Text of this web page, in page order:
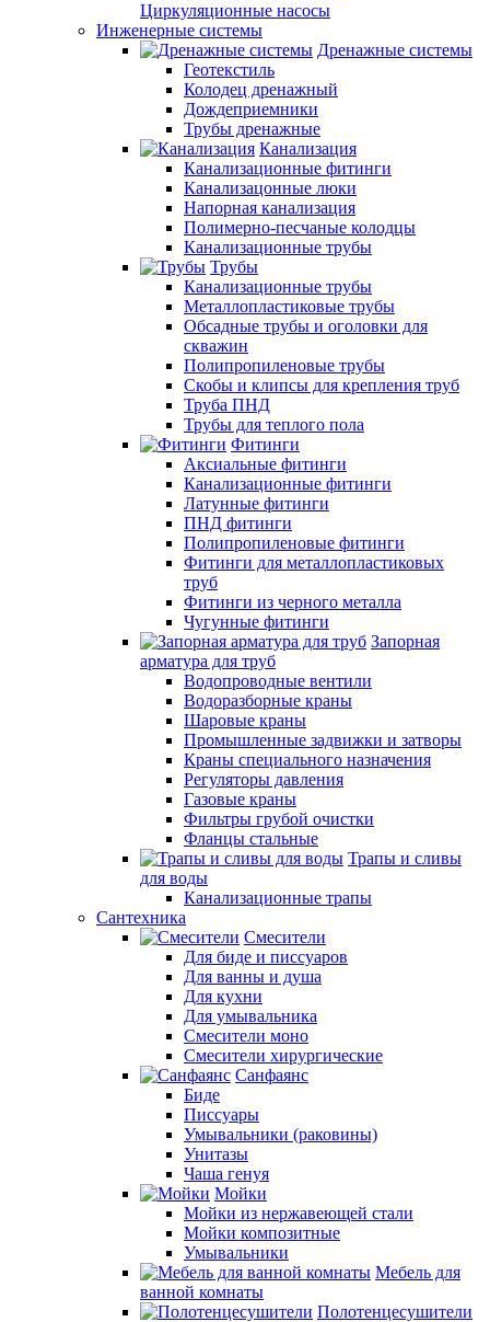
Циркуляционные насосы
Инженерные системы
Дренажные системы
Геотекстиль
Колодец дренажный
Дождеприемники
Трубы дренажные
Канализация
Канализационные фитинги
Канализацонные люки
Напорная канализация
Полимерно-песчаные колодцы
Канализационные трубы
Трубы
Канализационные трубы
Металлопластиковые трубы
Обсадные трубы и оголовки для
скважин
Полипропиленовые трубы
Скобы и клипсы для крепления труб
Труба ПНД
Трубы для теплого пола
Фитинги
Аксиальные фитинги
Канализационные фитинги
Латунные фитинги
ПНД фитинги
Полипропиленовые фитинги
Фитинги для металлопластиковых
труб
Фитинги из черного металла
Чугунные фитинги
Запорная
арматура для труб
Водопроводные вентили
Водоразборные краны
Шаровые краны
Промышленные задвижки и затворы
Краны специального назначения
Регуляторы давления
Газовые краны
Фильтры грубой очистки
Фланцы стальные
Трапы и сливы
для воды
Канализационные трапы
Сантехника
Смесители
Для биде и писсуаров
Для ванны и душа
Для кухни
Для умывальника
Смесители моно
Смесители хирургические
Санфаянс
Биде
Писсуары
Умывальники (раковины)
Унитазы
Чаша генуя
Мойки
Мойки из нержавеющей стали
Мойки композитные
Умывальники
Мебель для
ванной комнаты
Полотенцесушители